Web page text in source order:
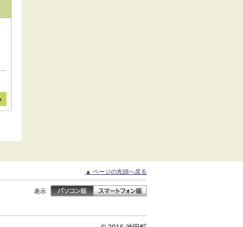
▲ ページの先頭へ戻る
表示